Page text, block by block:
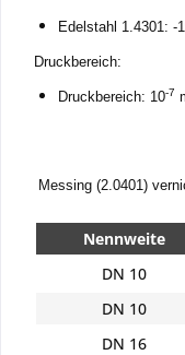
Edelstahl 1.4301: -
Druckbereich:
Druckbereich: 10-7
Messing (2.0401)
Nennweite
DN 10
DN 10
DN 16